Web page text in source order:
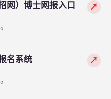
网）博士网报入口 ↗
名系统 ↗